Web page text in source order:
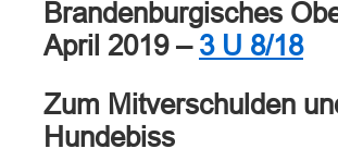
Brandenburgisches
April 2019 – 3 U 8/18
Zum Mitverschulden
Hundebiss